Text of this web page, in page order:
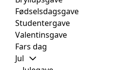
Fødselsdagsgave
Studentergave
Valentinsgave
Fars dag
Jul